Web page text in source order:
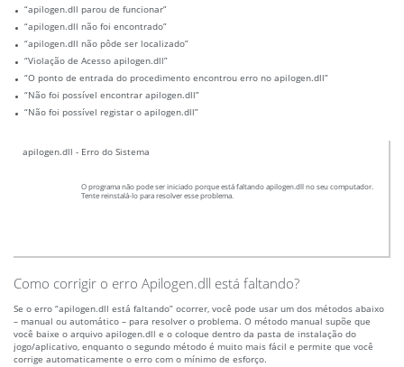
“apilogen.dll parou de funcionar”
“apilogen.dll não foi encontrado”
“apilogen.dll não pôde ser localizado”
“Violação de Acesso apilogen.dll”
“O ponto de entrada do procedimento encontrou erro no apilogen.dll”
“Não foi possível encontrar apilogen.dll”
“Não foi possível registar o apilogen.dll”
apilogen.dll - Erro do Sistema
O programa não pode ser iniciado porque está faltando apilogen.dll no seu computador.
Tente reinstalá-lo para resolver esse problema.
Como corrigir o erro Apilogen.dll está faltando?
Se o erro “apilogen.dll está faltando” ocorrer, você pode usar um dos métodos abaixo
– manual ou automático – para resolver o problema. O método manual supõe que
você baixe o arquivo apilogen.dll e o coloque dentro da pasta de instalação do
jogo/aplicativo, enquanto o segundo método é muito mais fácil e permite que você
corrige automaticamente o erro com o mínimo de esforço.